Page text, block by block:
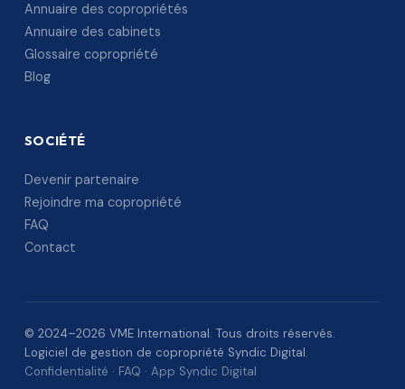
Annuaire des copropriétés
Annuaire des cabinets
Glossaire copropriété
Blog
SOCIÉTÉ
Devenir partenaire
Rejoindre ma copropriété
FAQ
Contact
© 2024–2026 VME International. Tous droits réservés.
Logiciel de gestion de copropriété Syndic Digital.
Confidentialité · FAQ · App Syndic Digital